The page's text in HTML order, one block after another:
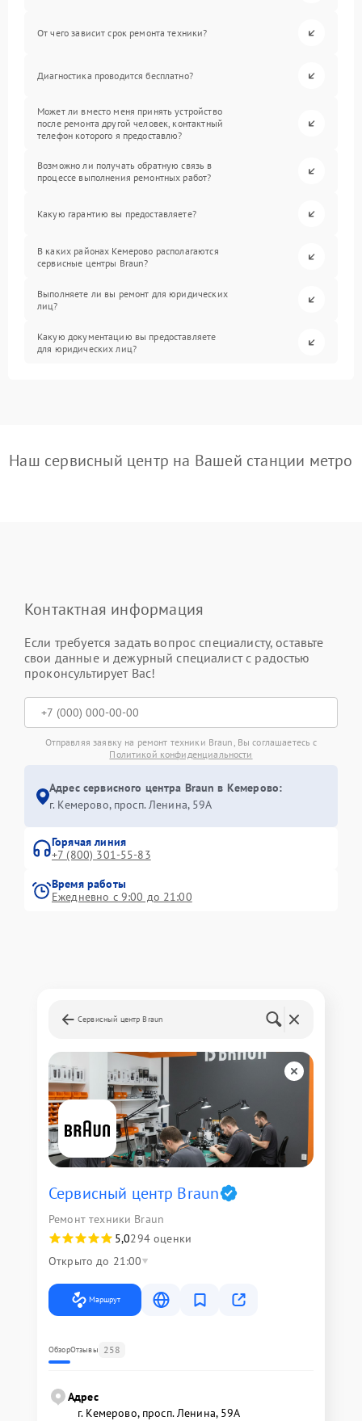
От чего зависит срок ремонта техники?
Диагностика проводится бесплатно?
Может ли вместо меня принять устройство
после ремонта другой человек, контактный
телефон которого я предоставлю?
Возможно ли получать обратную связь в
процессе выполнения ремонтных работ?
Какую гарантию вы предоставляете?
В каких районах Кемерово располагаются
сервисные центры Braun?
Выполняете ли вы ремонт для юридических
лиц?
Какую документацию вы предоставляете
для юридических лиц?
Наш сервисный центр на Вашей станции метро
Контактная информация
Если требуется задать вопрос специалисту, оставьте
свои данные и дежурный специалист с радостью
проконсультирует Вас!
Отправляя заявку на ремонт техники Braun, Вы соглашаетесь с
Политикой конфиденциальности
Адрес сервисного центра Braun в Кемерово:
г. Кемерово, просп. Ленина, 59А
Горячая линия
+7 (800) 301-55-83
Время работы
Ежедневно с 9:00 до 21:00
Сервисный центр Braun
Сервисный центр Braun
Ремонт техники Braun
5,0294 оценки
Открыто до 21:00
Маршрут
ОбзорОтзывы 258
Адрес
г. Кемерово, просп. Ленина, 59А